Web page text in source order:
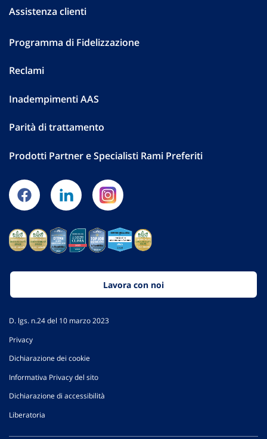
Assistenza clienti
Programma di Fidelizzazione
Reclami
Inadempimenti AAS
Parità di trattamento
Prodotti Partner e Specialisti Rami Preferiti
Lavora con noi
D. lgs. n.24 del 10 marzo 2023
Privacy
Dichiarazione dei cookie
Informativa Privacy del sito
Dichiarazione di accessibilità
Liberatoria